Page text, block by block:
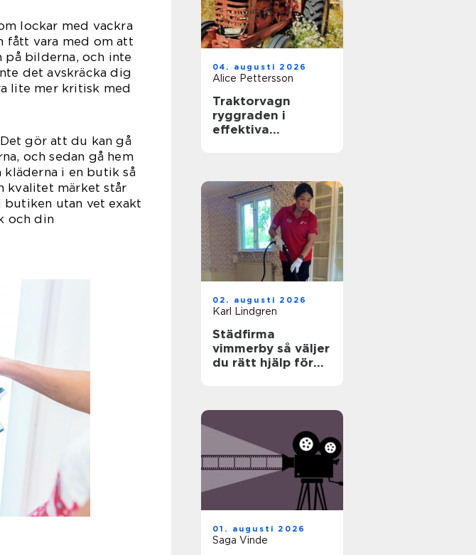
lockar med vackra
fått vara med om att
på bilderna, och inte
det avskräcka dig
lite mer kritisk med
gör att du kan gå
och sedan gå hem
i en butik så
kvalitet märket står
utan vet exakt
och din
04. augusti 2026
Alice Pettersson
Traktorvagn
ryggraden i
effektiva
02. augusti 2026
Karl Lindgren
Städfirma
vimmerby så väljer
du rätt hjälp för
01. augusti 2026
Saga Vinde